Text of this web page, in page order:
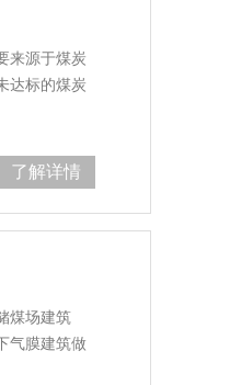
来源于煤炭
达标的煤炭
了解详情
煤场建筑
气膜建筑做